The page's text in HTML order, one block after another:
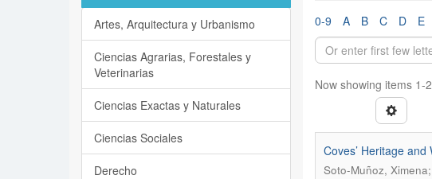
0-9 A B C D E
Now showing items 1-
Coves’ Heritage
Soto-Muñoz,
Artes, Arquitectura y Urbanismo
Ciencias Agrarias, Forestales y
Veterinarias
Ciencias Exactas y Naturales
Ciencias Sociales
Derecho